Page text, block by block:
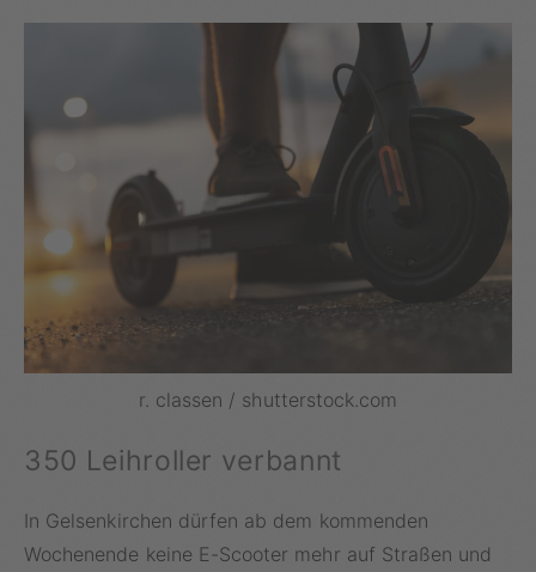
r. classen / shutterstock.com
350 Leihroller verbannt
In Gelsenkirchen dürfen ab dem kommenden
Wochenende keine E-Scooter mehr auf Straßen und